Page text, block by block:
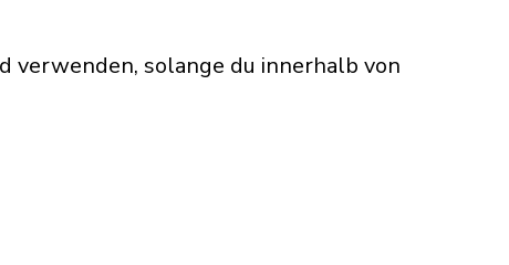
verwenden, solange du innerhalb von